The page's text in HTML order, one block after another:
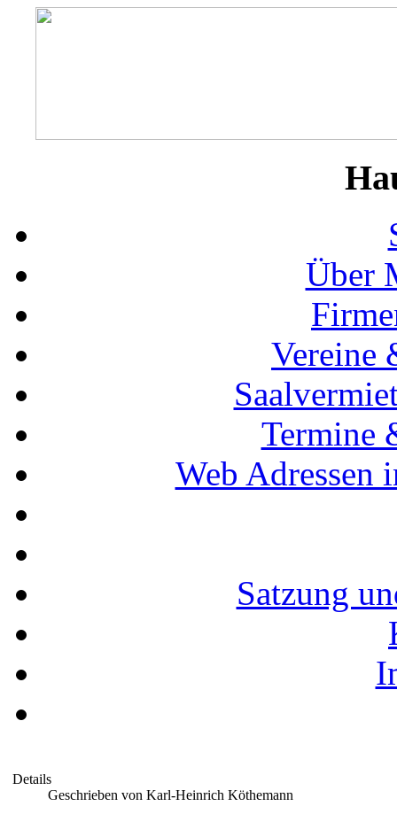
Über
Vereine
Termine
Web Adressen
Satzung
Details
Geschrieben von Karl-Heinrich Köthemann